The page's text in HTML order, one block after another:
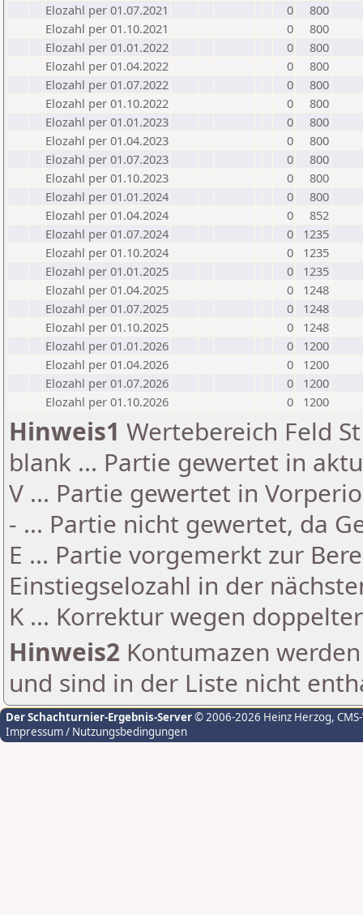
Elozahl per 01.07.2021
0
800
Elozahl per 01.10.2021
0
800
Elozahl per 01.01.2022
0
800
Elozahl per 01.04.2022
0
800
Elozahl per 01.07.2022
0
800
Elozahl per 01.10.2022
0
800
Elozahl per 01.01.2023
0
800
Elozahl per 01.04.2023
0
800
Elozahl per 01.07.2023
0
800
Elozahl per 01.10.2023
0
800
Elozahl per 01.01.2024
0
800
Elozahl per 01.04.2024
0
852
Elozahl per 01.07.2024
0
1235
Elozahl per 01.10.2024
0
1235
Elozahl per 01.01.2025
0
1235
Elozahl per 01.04.2025
0
1248
Elozahl per 01.07.2025
0
1248
Elozahl per 01.10.2025
0
1248
Elozahl per 01.01.2026
0
1200
Elozahl per 01.04.2026
0
1200
Elozahl per 01.07.2026
0
1200
Elozahl per 01.10.2026
0 1200
Hinweis1 Wertebereich Feld
blank ... Partie gewertet in
V ... Partie gewertet in
- ... Partie nicht gewertet, da
E ... Partie vorgemerkt zur
Einstiegselozahl in der
K ... Korrektur wegen
Hinweis2 Kontumazen
und sind in der Liste nicht
Der Schachturnier-Ergebnis-Server© 2006-2026 Heinz Herzog,
Impressum / Nutzungsbedingungen